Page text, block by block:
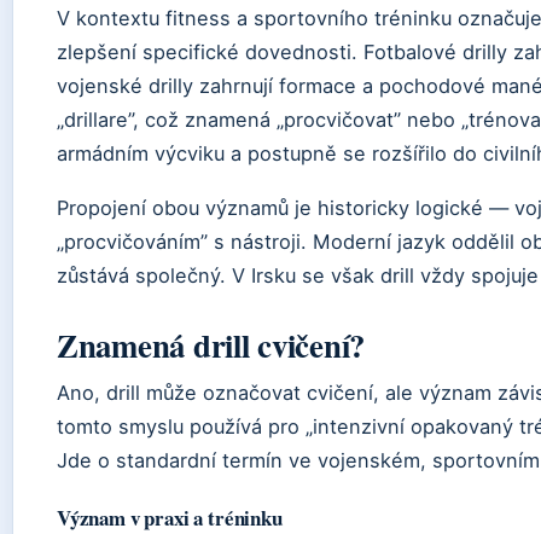
V kontextu fitness a sportovního tréninku
zlepšení specifické dovednosti. Fotbalové drilly
vojenské drilly zahrnují formace a pochodové
„drillare”, což znamená „procvičovat” nebo
armádním výcviku a postupně se rozšířilo do
Propojení obou významů je historicky logické —
„procvičováním” s nástroji. Moderní jazyk oddělil
zůstává společný. V Irsku se však drill vždy
Znamená drill cvičení?
Ano, drill může označovat cvičení, ale význam
tomto smyslu používá pro „intenzivní opakovaný
Jde o standardní termín ve vojenském,
Význam v praxi a tréninku